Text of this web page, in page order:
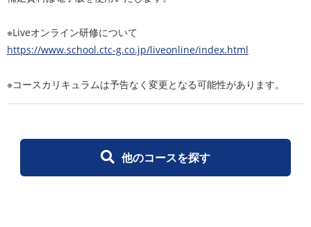
※Liveオンライン研修について
https://www.school.ctc-g.co.jp/liveonline/index.html
※コースカリキュラムは予告なく変更となる可能性があります。
他のコースを探す